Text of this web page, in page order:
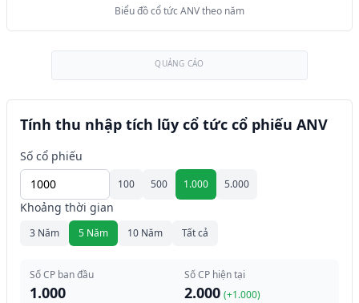
Biểu đồ cổ tức ANV theo năm
QUẢNG CÁO
Tính thu nhập tích lũy cổ tức cổ phiếu ANV
Số cổ phiếu
100 500 1.000 5.000
Khoảng thời gian
3 Năm 5 Năm 10 Năm Tất cả
Số CP ban đầu
1.000
Số CP hiện tại
2.000 (+1.000)